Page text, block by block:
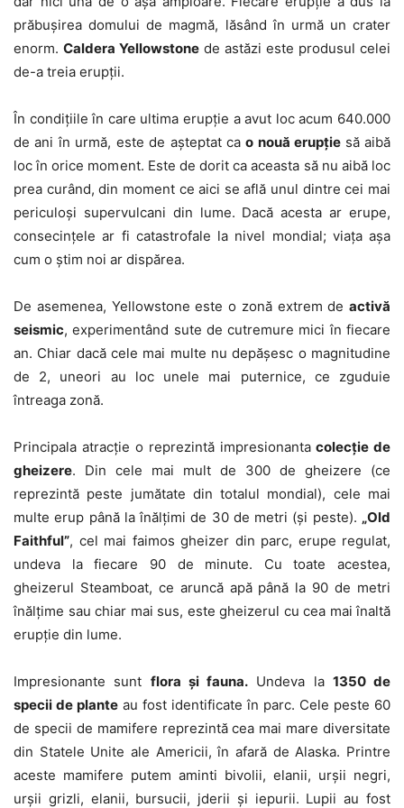
prăbuşirea domului de magmă, lăsând în urmă un crater
enorm. Caldera Yellowstone de astăzi este produsul celei
de-a treia erupţii.
În condiţiile în care ultima erupţie a avut loc acum 640.000
de ani în urmă, este de aşteptat cao nouă erupţie să aibă
loc în orice moment. Este de dorit ca aceasta să nu aibă loc
prea curând, din moment ce aici se află unul dintre cei mai
periculoşi supervulcani din lume. Dacă acesta ar erupe,
consecinţele ar fi catastrofale la nivel mondial; viaţa aşa
cum o ştim noi ar dispărea.
De asemenea, Yellowstone este o zonă extrem de activă
seismic, experimentând sute de cutremure mici în fiecare
an. Chiar dacă cele mai multe nu depăşesc o magnitudine
de 2, uneori au loc unele mai puternice, ce zguduie
întreaga zonă.
Principala atracţie o reprezintă impresionanta colecţie de
gheizere. Din cele mai mult de 300 de gheizere (ce
reprezintă peste jumătate din totalul mondial), cele mai
multe erup până la înălţimi de 30 de metri (şi peste). „Old
Faithful”, cel mai faimos gheizer din parc, erupe regulat,
undeva la fiecare 90 de minute. Cu toate acestea,
gheizerul Steamboat, ce aruncă apă până la 90 de metri
înălţime sau chiar mai sus, este gheizerul cu cea mai înaltă
erupţie din lume.
Impresionante sunt flora şi fauna. Undeva la 1350 de
specii de plante au fost identificate în parc. Cele peste 60
de specii de mamifere reprezintă cea mai mare diversitate
din Statele Unite ale Americii, în afară de Alaska. Printre
aceste mamifere putem aminti bivolii, elanii, urşii negri,
urşii grizli, elanii, bursucii, jderii şi iepurii. Lupii au fost